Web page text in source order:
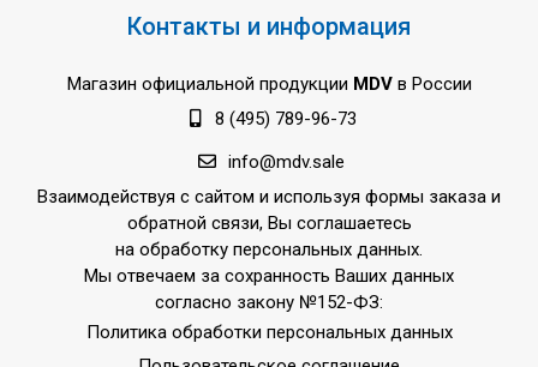
Контакты и информация
Магазин официальной продукции MDVв России
8 (495) 789-96-73
info@mdv.sale
Взаимодействуя с сайтом и используя формы заказа и
обратной связи, Вы соглашаетесь
на обработку персональных данных.
Мы отвечаем за сохранность Ваших данных
согласно закону №152-ФЗ:
Политика обработки персональных данных